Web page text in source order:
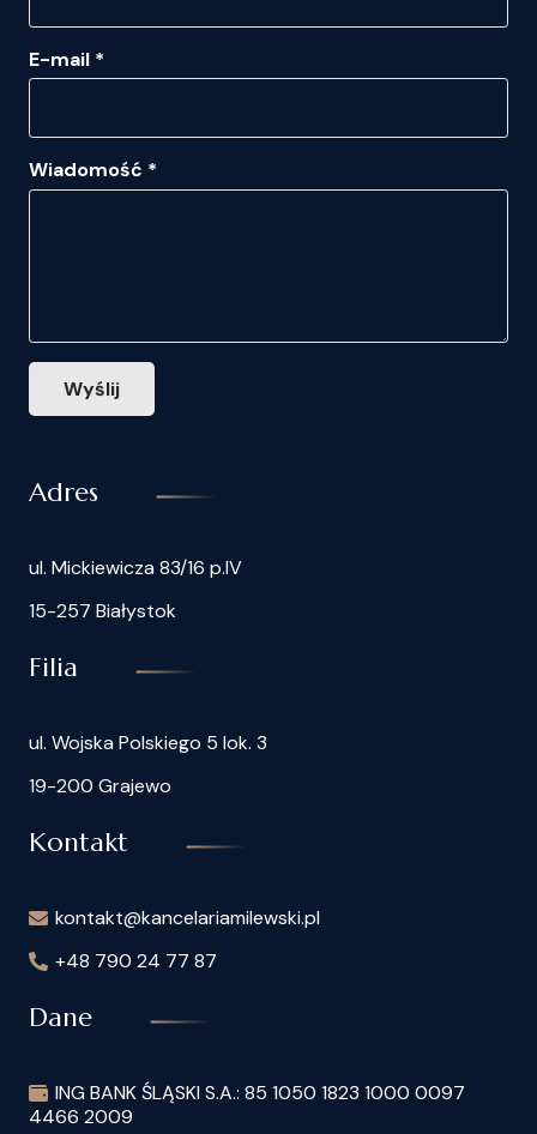
E-mail *
Wiadomość *
Wyślij
Adres
ul. Mickiewicza 83/16 p.IV
15-257 Białystok
Filia
ul. Wojska Polskiego 5 lok. 3
19-200 Grajewo
Kontakt
kontakt@kancelariamilewski.pl
+48 790 24 77 87
Dane
ING BANK ŚLĄSKI S.A.: 85 1050 1823 1000 0097
4466 2009